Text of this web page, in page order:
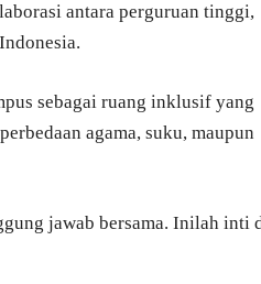
antara perguruan tinggi,
sebagai ruang inklusif yang
agama, suku, maupun
jawab bersama. Inilah inti